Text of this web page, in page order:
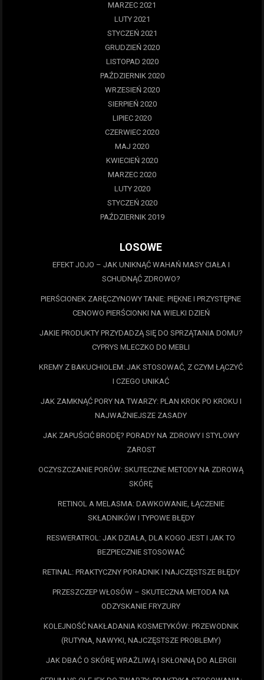
MARZEC 2021
LUTY 2021
STYCZEŃ 2021
GRUDZIEŃ 2020
LISTOPAD 2020
PAŹDZIERNIK 2020
WRZESIEŃ 2020
SIERPIEŃ 2020
LIPIEC 2020
CZERWIEC 2020
MAJ 2020
KWIECIEŃ 2020
MARZEC 2020
LUTY 2020
STYCZEŃ 2020
PAŹDZIERNIK 2019
LOSOWE
EFEKT JOJO – JAK UNIKNĄĆ WAHAŃ MASY CIAŁA I
SCHUDNĄĆ ZDROWO?
PIERŚCIONEK ZARĘCZYNOWY TANIE: PIĘKNE I PRZYSTĘPNE
CENOWO PIERŚCIONKI NA WIELKI DZIEŃ
JAKIE PRODUKTY PRZYDADZĄ SIĘ DO SPRZĄTANIA DOMU?
CYPRYS MLECZKO DO MEBLI
KREMY Z BAKUCHIOLEM: JAK STOSOWAĆ, Z CZYM ŁĄCZYĆ
I CZEGO UNIKAĆ
JAK ZAMKNĄĆ PORY NA TWARZY: PLAN KROK PO KROKU I
NAJWAŻNIEJSZE ZASADY
JAK ZAPUŚCIĆ BRODĘ? PORADY NA ZDROWY I STYLOWY
ZAROST
OCZYSZCZANIE PORÓW: SKUTECZNE METODY NA ZDROWĄ
SKÓRĘ
RETINOL A MELASMA: DAWKOWANIE, ŁĄCZENIE
SKŁADNIKÓW I TYPOWE BŁĘDY
RESWERATROL: JAK DZIAŁA, DLA KOGO JEST I JAK TO
BEZPIECZNIE STOSOWAĆ
RETINAL: PRAKTYCZNY PORADNIK I NAJCZĘSTSZE BŁĘDY
PRZESZCZEP WŁOSÓW – SKUTECZNA METODA NA
ODZYSKANIE FRYZURY
KOLEJNOŚĆ NAKŁADANIA KOSMETYKÓW: PRZEWODNIK
(RUTYNA, NAWYKI, NAJCZĘSTSZE PROBLEMY)
JAK DBAĆ O SKÓRĘ WRAŻLIWĄ I SKŁONNĄ DO ALERGII